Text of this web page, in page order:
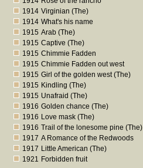
1914 Virginian (The)
1914 What's his name
1915 Arab (The)
1915 Captive (The)
1915 Chimmie Fadden
1915 Chimmie Fadden out west
1915 Girl of the golden west (The)
1915 Kindling (The)
1915 Unafraid (The)
1916 Golden chance (The)
1916 Love mask (The)
1916 Trail of the lonesome pine (The)
1917 A Romance of the Redwoods
1917 Little American (The)
1921 Forbidden fruit